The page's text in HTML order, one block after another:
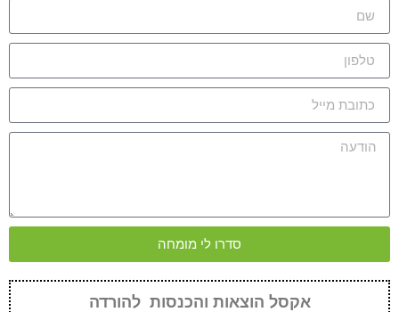
סדרו לי מומחה
אקסל הוצאות והכנסות להורדה